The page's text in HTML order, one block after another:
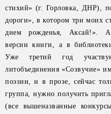
стихий» (г. Горловка, ДНР),
дороги», в котором три моих
днем рожденья, Аксай!».
версии книги, а в
Уже третий год
литобъединения «Созвучие»
поэзии, и в прозе, сейчас
группа, нужно получить
(все вышеназванные